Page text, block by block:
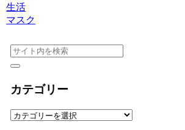
生活
マスク
カテゴリー
カ